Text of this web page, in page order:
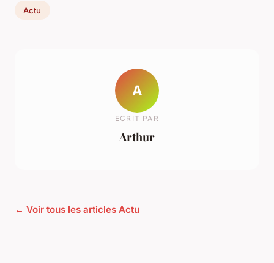
Actu
A
ECRIT PAR
Arthur
← Voir tous les articles Actu